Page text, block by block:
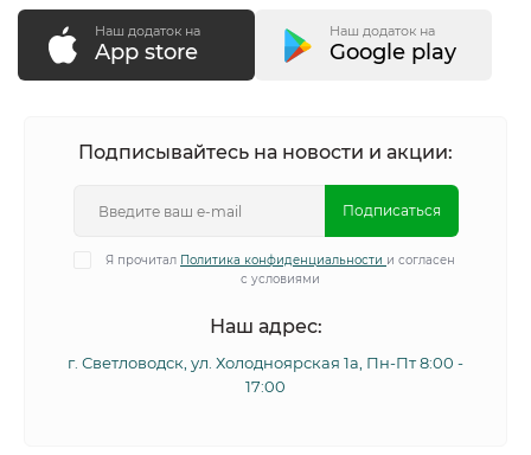
Наш додаток на
App store
Наш додаток на
Google play
Подписывайтесь на новости и акции:
Подписаться
Я прочитал Политика конфиденциальности и согласен
с условиями
Наш адрес:
г. Светловодск, ул. Холодноярская 1а, Пн-Пт 8:00 -
17:00